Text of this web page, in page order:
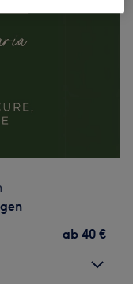
ab 40 €